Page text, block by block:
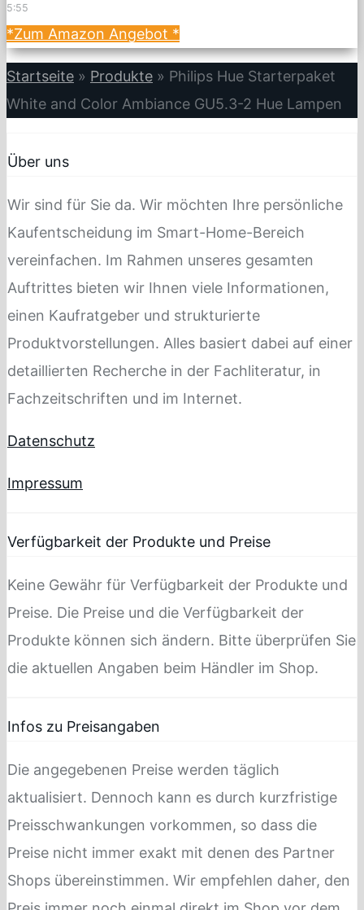
5:55
*Zum Amazon Angebot *
Startseite » Produkte » Philips Hue Starterpaket
White and Color Ambiance GU5.3-2 Hue Lampen
Über uns
Wir sind für Sie da. Wir möchten Ihre persönliche
Kaufentscheidung im Smart-Home-Bereich
vereinfachen. Im Rahmen unseres gesamten
Auftrittes bieten wir Ihnen viele Informationen,
einen Kaufratgeber und strukturierte
Produktvorstellungen. Alles basiert dabei auf einer
detaillierten Recherche in der Fachliteratur, in
Fachzeitschriften und im Internet.
Datenschutz
Impressum
Verfügbarkeit der Produkte und Preise
Keine Gewähr für Verfügbarkeit der Produkte und
Preise. Die Preise und die Verfügbarkeit der
Produkte können sich ändern. Bitte überprüfen Sie
die aktuellen Angaben beim Händler im Shop.
Infos zu Preisangaben
Die angegebenen Preise werden täglich
aktualisiert. Dennoch kann es durch kurzfristige
Preisschwankungen vorkommen, so dass die
Preise nicht immer exakt mit denen des Partner
Shops übereinstimmen. Wir empfehlen daher, den